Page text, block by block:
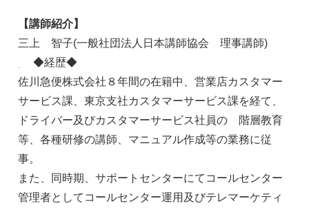
【講師紹介】
三上 智子(一般社団法人日本講師協会 理事講師)
◆経歴◆
佐川急便株式会社８年間の在籍中、営業店カスタマー
サービス課、東京支社カスタマーサービス課を経て、
ドライバー及びカスタマーサービス社員の 階層教育
等、各種研修の講師、マニュアル作成等の業務に従
事。
また、同時期、サポートセンターにてコールセンター
管理者としてコールセンター運用及びテレマーケティ